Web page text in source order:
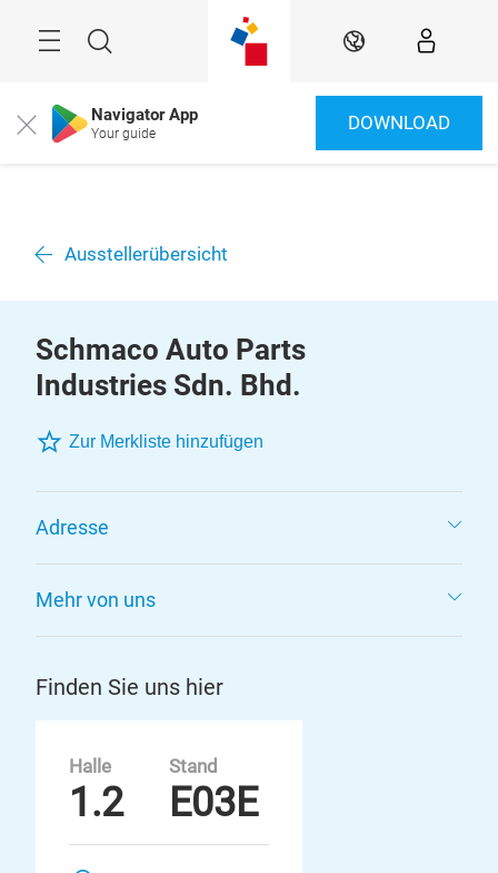
Suche DE
Close Navigator App
Your guide DOWNLOAD
Ausstellerübersicht
Schmaco Auto Parts
Industries Sdn. Bhd.
Zur Merkliste hinzufügen
Adresse
Mehr von uns
Finden Sie uns hier
Halle
1.2
Stand
E03E